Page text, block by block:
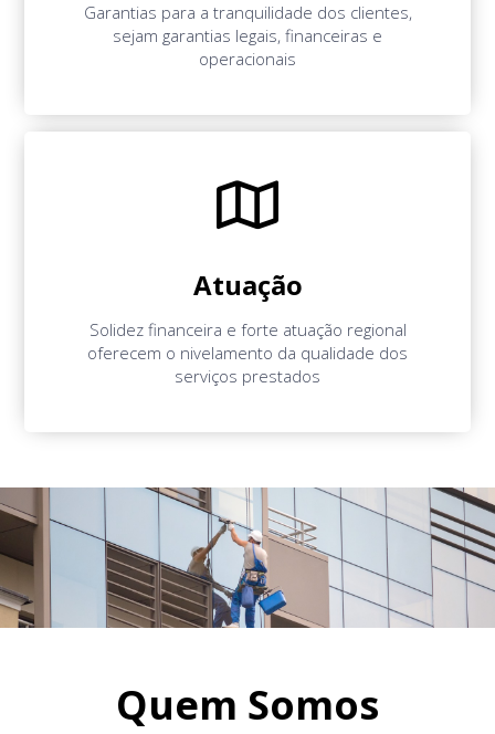
Garantias para a tranquilidade dos clientes,
sejam garantias legais, financeiras e
operacionais
Atuação
Solidez financeira e forte atuação regional
oferecem o nivelamento da qualidade dos
serviços prestados
Quem Somos